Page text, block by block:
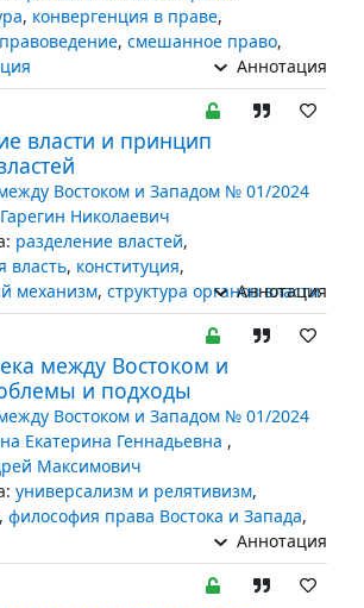
, конвергенция в праве,
, смешанное право,
Аннотация
власти и принцип
Востоком и Западом № 01/2024
Николаевич
разделение властей,
власть, конституция,
механизм, структура органов власти
Аннотация
между Востоком и
и подходы
Востоком и Западом № 01/2024
Екатерина Геннадьевна ,
Максимович
универсализм и релятивизм,
, философия права Востока и Запада,
Аннотация